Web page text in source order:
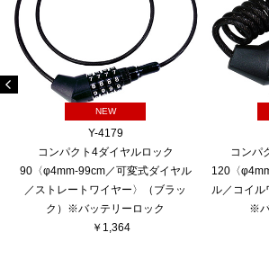
NEW
Y-4179
コンパクト4ダイヤルロック
90〈φ4mm-99cm／可変式ダイヤル
／ストレートワイヤー〉（ブラッ
ク）※バッテリーロック
￥1,364
コンパ
120〈
ル／コイル
※